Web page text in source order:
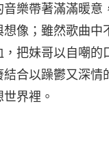
樂帶著滿滿暖
像；雖然歌曲中
把妹哥以自嘲
合以躁鬱又深
界裡。